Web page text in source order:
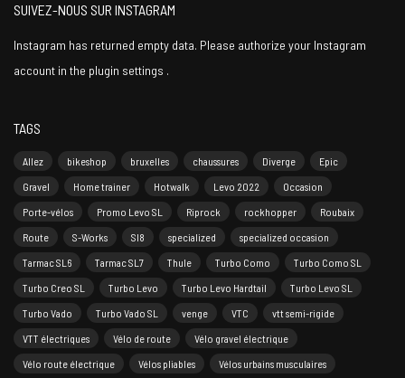
SUIVEZ-NOUS SUR INSTAGRAM
Instagram has returned empty data. Please authorize your Instagram
account in the plugin settings .
TAGS
Allez bikeshop bruxelles chaussures Diverge
Epic
Gravel
Home trainer Hotwalk Levo 2022
Occasion
Porte-vélos
Promo Levo SL Riprock rockhopper
Roubaix
Route
S-Works Sl8 specialized
specialized occasion
Tarmac SL6
Tarmac SL7 Thule Turbo Como
Turbo Como SL
Turbo Creo SL
Turbo Levo Turbo Levo Hardtail
Turbo Levo SL
Turbo Vado
Turbo Vado SL venge VTC
vtt semi-rigide
VTT électriques
Vélo de route
Vélo gravel électrique
Vélo route électrique
Vélos pliables Vélos urbains musculaires